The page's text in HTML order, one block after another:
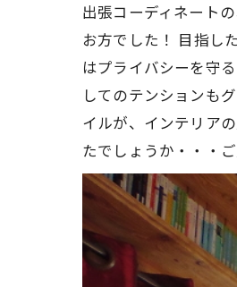
出張コーディネート
お方でした！ 目指し
はプライバシーを守
してのテンションも
イルが、インテリア
たでしょうか・・・